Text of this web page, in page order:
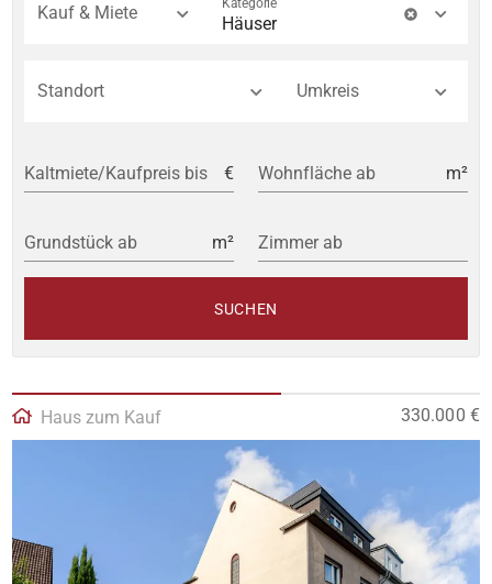
Kauf & Miete Kategorie
Häuser
Standort Umkreis
Kaltmiete/Kaufpreis bis € Wohnfläche ab m²
Grundstück ab m² Zimmer ab
SUCHEN
Haus zum Kauf 330.000 €